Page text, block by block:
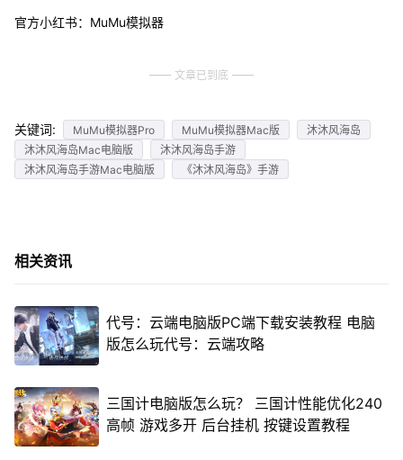
官方小红书：MuMu模拟器
文章已到底
关键词: MuMu模拟器Pro MuMu模拟器Mac版
沐沐风海岛
沐沐风海岛Mac电脑版
沐沐风海岛手游
沐沐风海岛手游Mac电脑版
《沐沐风海岛》手游
相关资讯
代号：云端电脑版PC端下载安装教程 电脑
版怎么玩代号：云端攻略
三国计电脑版怎么玩？ 三国计性能优化240
高帧 游戏多开 后台挂机 按键设置教程